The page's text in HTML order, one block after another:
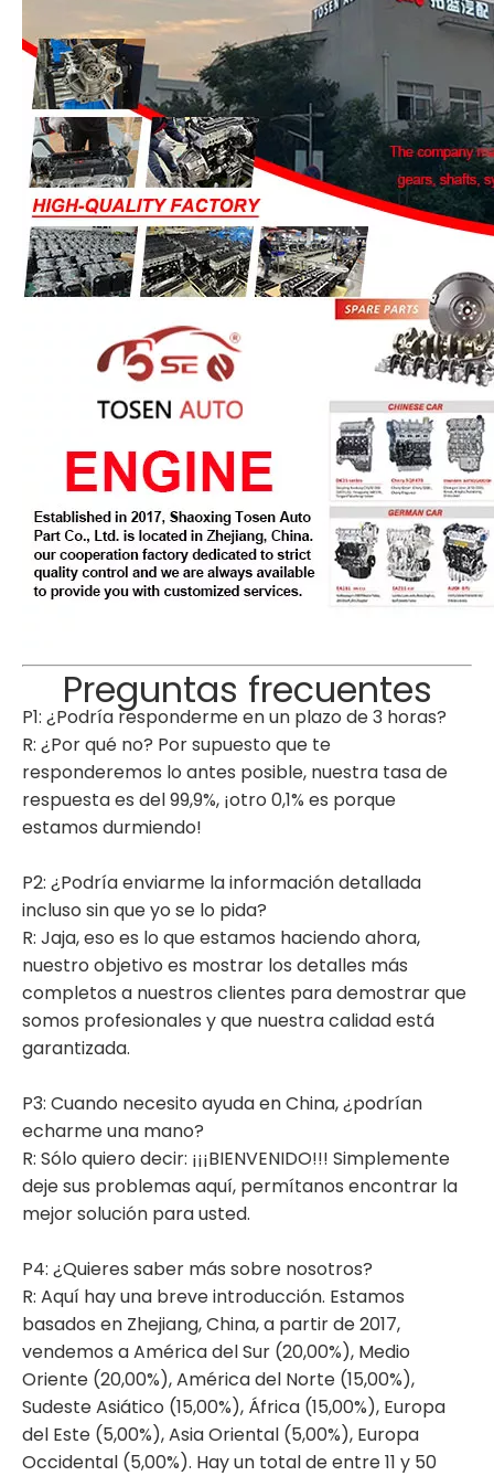
Preguntas frecuentes
P1: ¿Podría responderme en un plazo de 3 horas?
R: ¿Por qué no? Por supuesto que te
responderemos lo antes posible, nuestra tasa de
respuesta es del 99,9%, ¡otro 0,1% es porque
estamos durmiendo!
P2: ¿Podría enviarme la información detallada
incluso sin que yo se lo pida?
R: Jaja, eso es lo que estamos haciendo ahora,
nuestro objetivo es mostrar los detalles más
completos a nuestros clientes para demostrar que
somos profesionales y que nuestra calidad está
garantizada.
P3: Cuando necesito ayuda en China, ¿podrían
echarme una mano?
R: Sólo quiero decir: ¡¡¡BIENVENIDO!!! Simplemente
deje sus problemas aquí, permítanos encontrar la
mejor solución para usted.
P4: ¿Quieres saber más sobre nosotros?
R: Aquí hay una breve introducción. Estamos
basados ​​en Zhejiang, China, a partir de 2017,
vendemos a América del Sur (20,00%), Medio
Oriente (20,00%), América del Norte (15,00%),
Sudeste Asiático (15,00%), África (15,00%), Europa
del Este (5,00%), Asia Oriental (5,00%), Europa
Occidental (5,00%). Hay un total de entre 11 y 50